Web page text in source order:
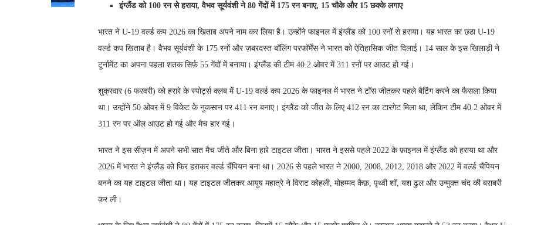
इंग्लैंड को 100 रन से हराया, वैभव सूर्यवंशी ने 80 गेंदों में 175 रन बनाए, 15 चौके और 15 छक्के लगाए
भारत ने U-19 वर्ल्ड कप 2026 का खिताब अपने नाम कर लिया है। उन्होंने फाइनल में इंग्लैंड को 100 रनों से हराया। यह भारत का छठा U-19
वर्ल्ड कप खिताब है। वैभव सूर्यवंशी के 175 रनों और ज़बरदस्त बॉलिंग परफॉर्मेंस ने भारत को ऐतिहासिक जीत दिलाई। 14 साल के इस खिलाड़ी ने
टूर्नामेंट का अपना पहला शतक सिर्फ़ 55 गेंदों में बनाया। इंग्लैंड की टीम 40.2 ओवर में 311 रनों पर आउट हो गई।
शुक्रवार (6 फरवरी) को हरारे के स्पोर्ट्स क्लब में U-19 वर्ल्ड कप 2026 के फाइनल में भारत ने टॉस जीतकर पहले बैटिंग करने का फैसला किया
था। उन्होंने 50 ओवर में 9 विकेट के नुकसान पर 411 रन बनाए। इंग्लैंड को जीत के लिए 412 रन का टारगेट मिला था, लेकिन टीम 40.2 ओवर में
311 रन पर ऑल आउट हो गई और मैच हार गई।
भारत ने इस सीज़न में अपने सभी सात मैच जीते और बिना हारे टाइटल जीता। भारत ने इससे पहले 2022 के फ़ाइनल में इंग्लैंड को हराया था और
2026 में भारत ने इंग्लैंड को फिर हराकर वर्ल्ड चैंपियन बना था। 2026 से पहले भारत ने 2000, 2008, 2012, 2018 और 2022 में वर्ल्ड चैंपियन
बनने का यह टाइटल जीता था। यह टाइटल जीतकर आयुष महात्रे ने विराट कोहली, मोहम्मद कैफ़, पृथ्वी शॉ, यश ढुल और उन्मुक्त चंद की बराबरी
कर ली।